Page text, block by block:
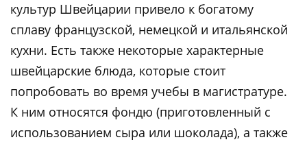
культур Швейцарии привело к богатому
сплаву французской, немецкой и итальянской
кухни. Есть также некоторые характерные
швейцарские блюда, которые стоит
попробовать во время учебы в магистратуре.
К ним относятся фондю (приготовленный с
использованием сыра или шоколада), а также